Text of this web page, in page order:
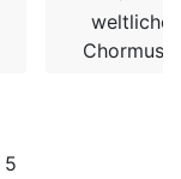
weltliche
Chormusik
5